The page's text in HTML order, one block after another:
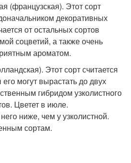
(французская). Этот сорт
декоративных
от остальных сортов
соцветий, а также очень
ароматом.
Этот сорт считается
могут вырастать до двух
гибридом узколистного
Цветет в июле.
ниже, чем у узколистной.
сортам.